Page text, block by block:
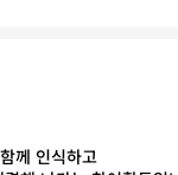
께 인식하고